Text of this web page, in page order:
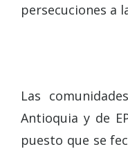
persecuciones a
Las
Antioquia y de
puesto que se